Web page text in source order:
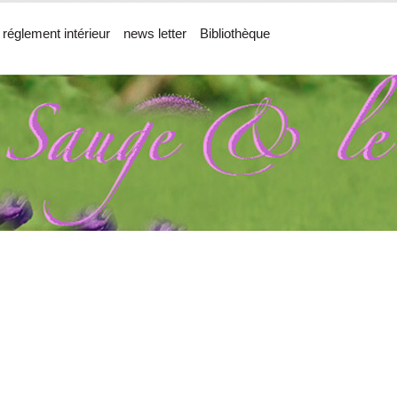
réglement intérieur news letter Bibliothèque